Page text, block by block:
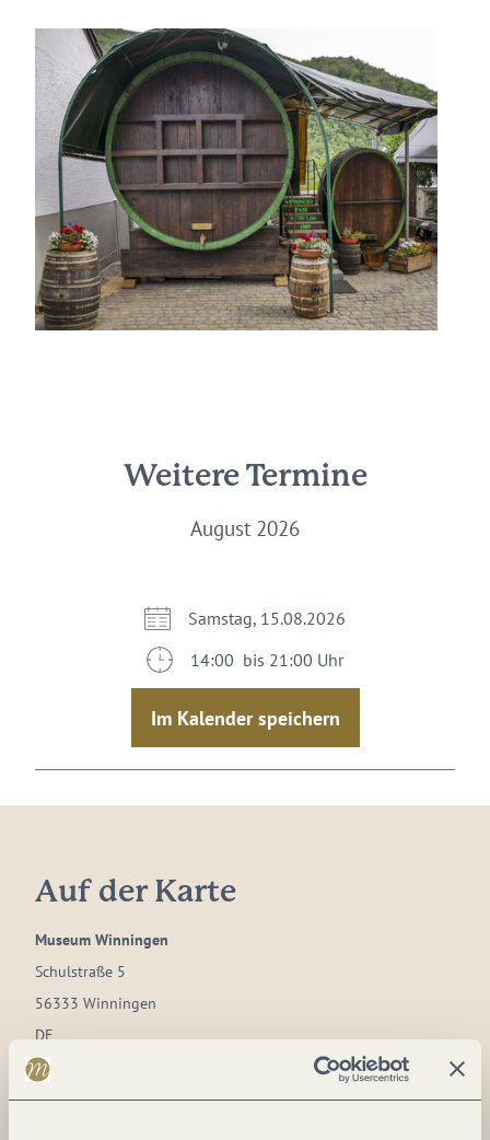
Weitere Termine
August 2026
Samstag, 15.08.2026
14:00 bis 21:00 Uhr
Im Kalender speichern
Auf der Karte
Museum Winningen
Schulstraße 5
56333 Winningen
DE